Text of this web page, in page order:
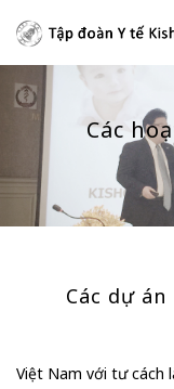
Các
Các dự
Việt Nam với tư cách